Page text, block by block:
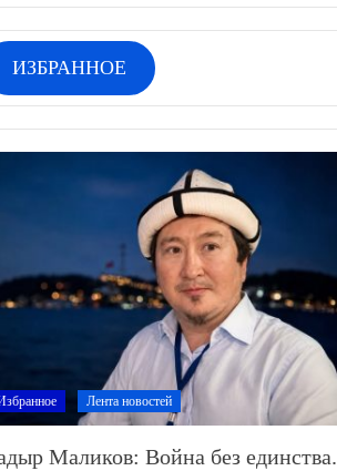
ИЗБРАННОЕ
Лента новостей
Маликов: Война без единства.